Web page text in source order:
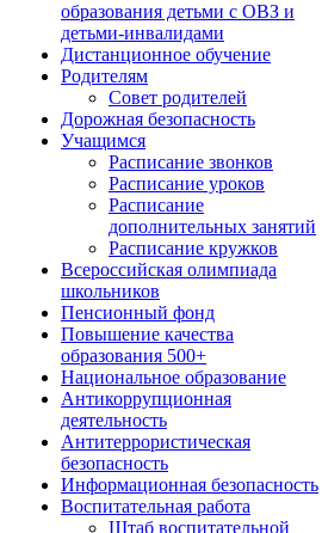
образования детьми с ОВЗ и
детьми-инвалидами
Дистанционное обучение
Родителям
Совет родителей
Дорожная безопасность
Учащимся
Расписание звонков
Расписание уроков
Расписание
дополнительных занятий
Расписание кружков
Всероссийская олимпиада
школьников
Пенсионный фонд
Повышение качества
образования 500+
Национальное образование
Антикоррупционная
деятельность
Антитеррористическая
безопасность
Информационная безопасность
Воспитательная работа
Штаб воспитательной